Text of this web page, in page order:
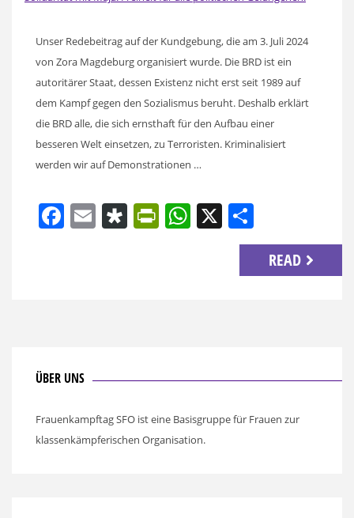
Unser Redebeitrag auf der Kundgebung, die am 3. Juli 2024
von Zora Magdeburg organisiert wurde. Die BRD ist ein
autoritärer Staat, dessen Existenz nicht erst seit 1989 auf
dem Kampf gegen den Sozialismus beruht. Deshalb erklärt
die BRD alle, die sich ernsthaft für den Aufbau einer
besseren Welt einsetzen, zu Terroristen. Kriminalisiert
werden wir auf Demonstrationen …
Facebook
EmailDiaspora
PrintFriendly
WhatsApp
X
READ
ÜBER UNS
Frauenkampftag SFO ist eine Basisgruppe für Frauen zur
klassenkämpferischen Organisation.